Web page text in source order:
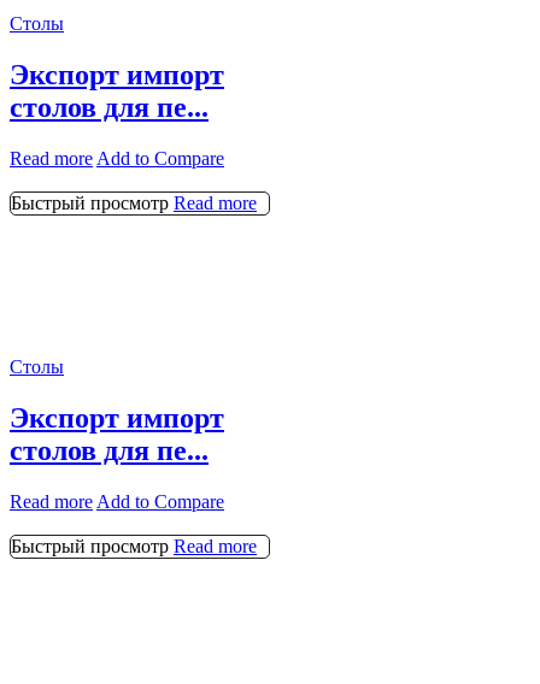
Столы
Экспорт импорт
столов для пе...
Read more Add to Compare
Быстрый просмотр Read more
Столы
Экспорт импорт
столов для пе...
Read more Add to Compare
Быстрый просмотр Read more